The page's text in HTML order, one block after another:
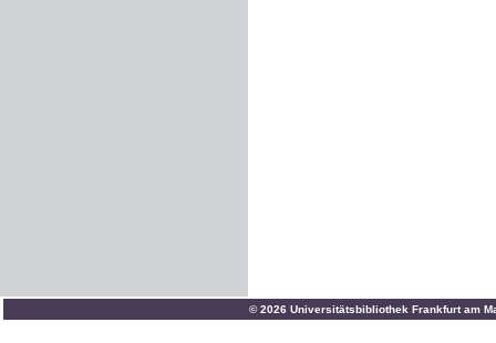
© 2026 Universitätsbibliothek Frankfurt am